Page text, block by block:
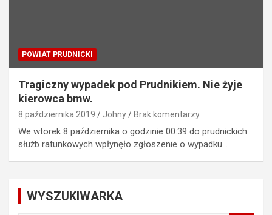
POWIAT PRUDNICKI
Tragiczny wypadek pod Prudnikiem. Nie żyje
kierowca bmw.
8 października 2019 Johny Brak komentarzy
We wtorek 8 października o godzinie 00:39 do prudnickich
służb ratunkowych wpłynęło zgłoszenie o wypadku…
WYSZUKIWARKA